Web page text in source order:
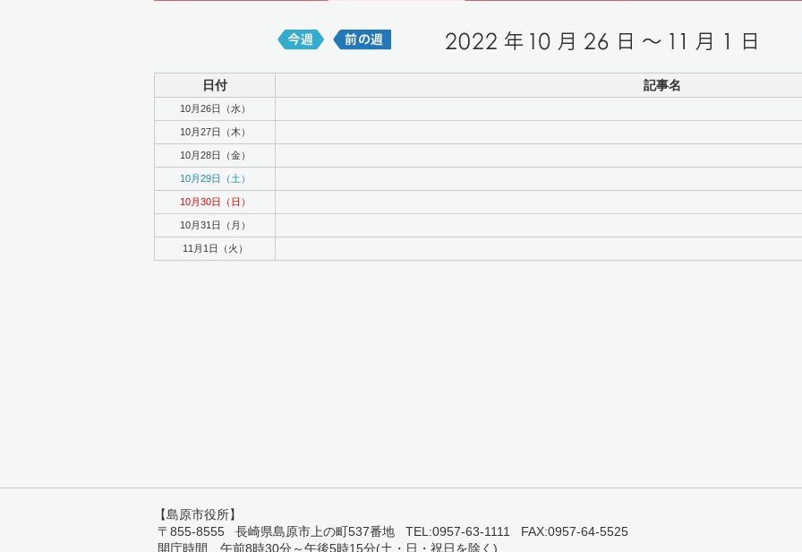
日付 記事名
10月26日（水）
10月27日（木）
10月28日（金）
10月29日（土）
10月30日（日）
10月31日（月）
11月1日（火）
【島原市役所】
〒855-8555 長崎県島原市上の町537番地 TEL:0957-63-1111 FAX:0957-64-5525
開庁時間 午前8時30分～午後5時15分(土・日・祝日を除く)